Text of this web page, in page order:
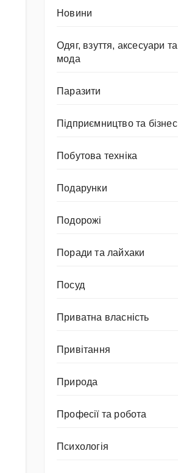
Новини
Одяг, взуття, аксесуари та
мода
Паразити
Підприємництво та бізнес
Побутова техніка
Подарунки
Подорожі
Поради та лайхаки
Посуд
Приватна власність
Привітання
Природа
Професії та робота
Психологія